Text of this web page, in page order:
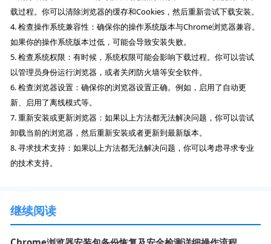
载过程。你可以清除浏览器的缓存和Cookies，然后重新尝试下载安装。
4. 检查操作系统兼容性：确保你的操作系统版本与Chrome浏览器兼容。
如果你的操作系统版本过低，可能会导致安装失败。
5. 检查系统权限：有时候，系统权限可能会影响下载过程。你可以尝试
以管理员身份运行浏览器，或者关闭防火墙等安全软件。
6. 检查浏览器设置：确保你的浏览器设置正确。例如，启用了自动更
新、启用了离线模式等。
7. 重新安装或更新浏览器：如果以上方法都无法解决问题，你可以尝试
卸载当前的浏览器，然后重新安装或者更新到最新版本。
8. 寻求技术支持：如果以上方法都无法解决问题，你可以考虑寻求专业
的技术支持。
继续阅读